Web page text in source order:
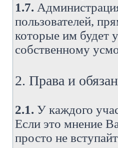
1.7.
пользователей,
которые им будет
собственному
2. Права и
2.1. У каждого
Если это мнение
просто не